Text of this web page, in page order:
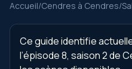
Accueil/Cendres à Cendres/
Ce guide identifie
l’épisode 8, saison 2 de